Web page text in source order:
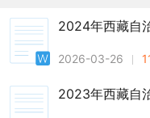
2024年西藏自
2026-03-26
2023年西藏自